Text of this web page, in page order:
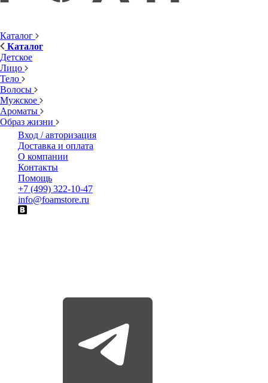
Каталог
Каталог
Детское
Лицо
Тело
Волосы
Мужское
Ароматы
Образ жизни
Вход / авторизация
Доставка и оплата
О компании
Контакты
Помощь
+7 (499) 322-10-47
info@foamstore.ru